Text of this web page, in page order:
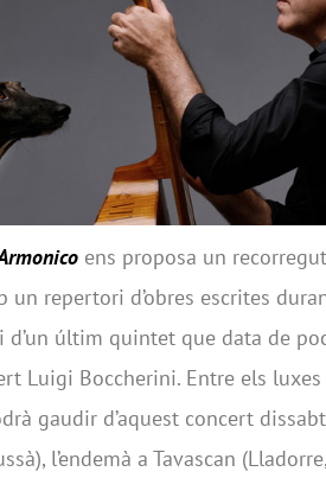
ens proposa un
un repertori d’obres escrites
d’un últim quintet que data de
Luigi Boccherini. Entre els
gaudir d’aquest concert
l’endemà a Tavascan